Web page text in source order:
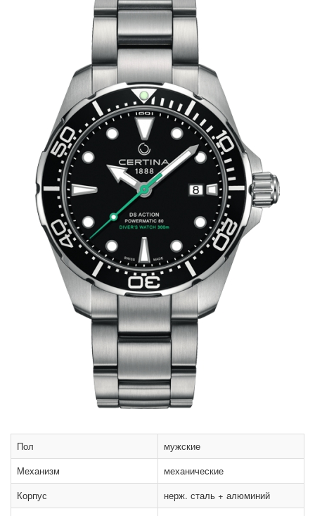
Пол
мужские
Механизм
механические
Корпус
нерж. сталь + алюминий